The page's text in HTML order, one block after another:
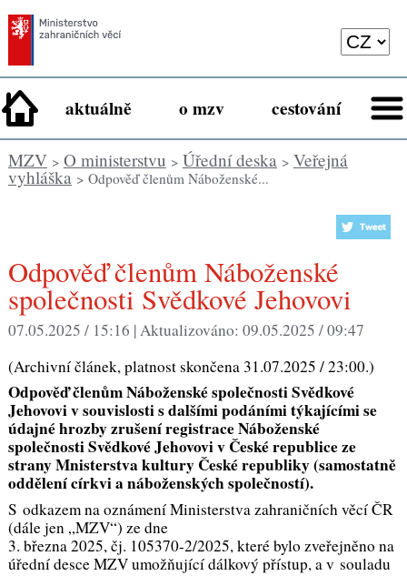
aktuálně o mzv cestování
MZV> O ministerstvu > Úřední deska> Veřejná
vyhláška> Odpověď členům Náboženské...
Odpověď členům Náboženské
společnosti Svědkové Jehovovi
07.05.2025 / 15:16 |Aktualizováno: 09.05.2025 / 09:47
(Archivní článek, platnost skončena 31.07.2025 / 23:00.)
Odpověď členům Náboženské společnosti Svědkové
Jehovovi v souvislosti s dalšími podáními týkajícími se
údajné hrozby zrušení registrace Náboženské
společnosti Svědkové Jehovovi v České republice ze
strany Mnisterstva kultury České republiky (samostatně
oddělení církvi a náboženských společností).
S odkazem na oznámení Ministerstva zahraničních věcí ČR
(dále jen „MZV“) ze dne
3. března 2025, čj. 105370-2/2025, které bylo zveřejněno na
úřední desce MZV umožňující dálkový přístup, a v souladu